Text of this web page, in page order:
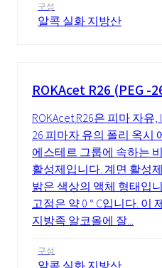
구성
알콕 실화 지방산
ROKAcet R26 (PEG -
ROKAcet R26은 피마 자유,
26 피마자 유의 폴리 옥시
에스테르 그룹에 속하는
활성제입니다. 계면 활성
밝은 색상의 액체 형태입
고점은 약 0 ° C입니다. 이
지방족 알코올에 잘...
구성